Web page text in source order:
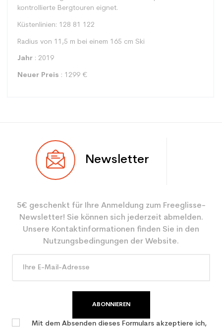
kontrollierte Bergtouren eignet.
Küstenlinien: 128 81 122
Radius von 11,5 m bei einem 165 cm Ski
Jahr : 2019
Neuer Preis : 1299 €
Benutzer Gemischt
Farbe Grau
CO2-Einsparungen für
den Planeten (in kg)
3.9
Newsletter
5€ geschenkt für Ihre Anmeldung zum Freeglisse-
Newsletter! Sie können sich jederzeit abmelden.
Unsere Kontaktinformationen finden Sie in den
Nutzungsbedingungen der Website.
ABONNIEREN
Mit dem Absenden dieses Formulars akzeptiere ich,